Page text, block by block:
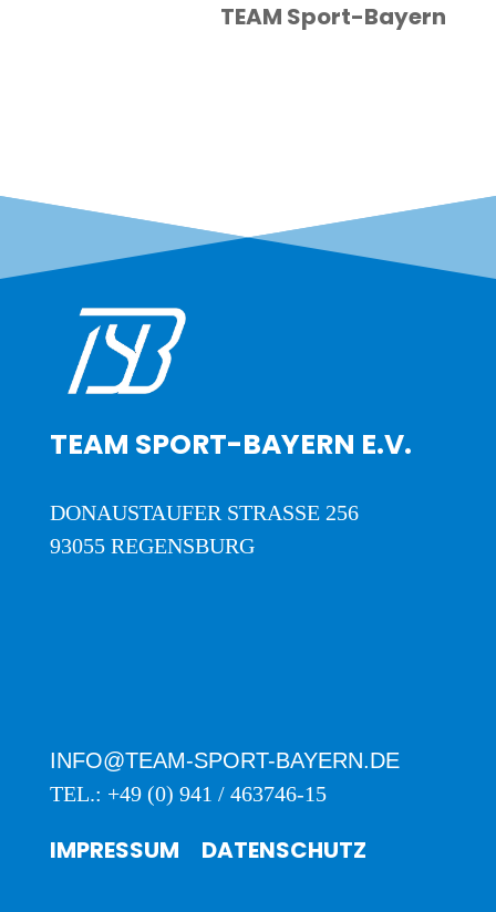
TEAM Sport-Bayern
TEAM SPORT-BAYERN E.V.
DONAUSTAUFER STRASSE 256
93055 REGENSBURG
INFO@TEAM-SPORT-BAYERN.DE
TEL.: +49 (0) 941 / 463746-15
IMPRESSUM DATENSCHUTZ